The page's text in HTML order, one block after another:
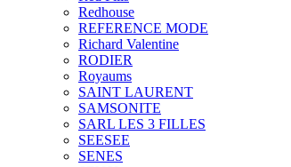
Redhouse
REFERENCE MODE
Richard Valentine
RODIER
Royaums
SAINT LAURENT
SAMSONITE
SARL LES 3 FILLES
SEESEE
SENES